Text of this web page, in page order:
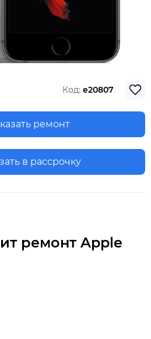
Код: e20807
ремонт
в рассрочку
ремонт Apple